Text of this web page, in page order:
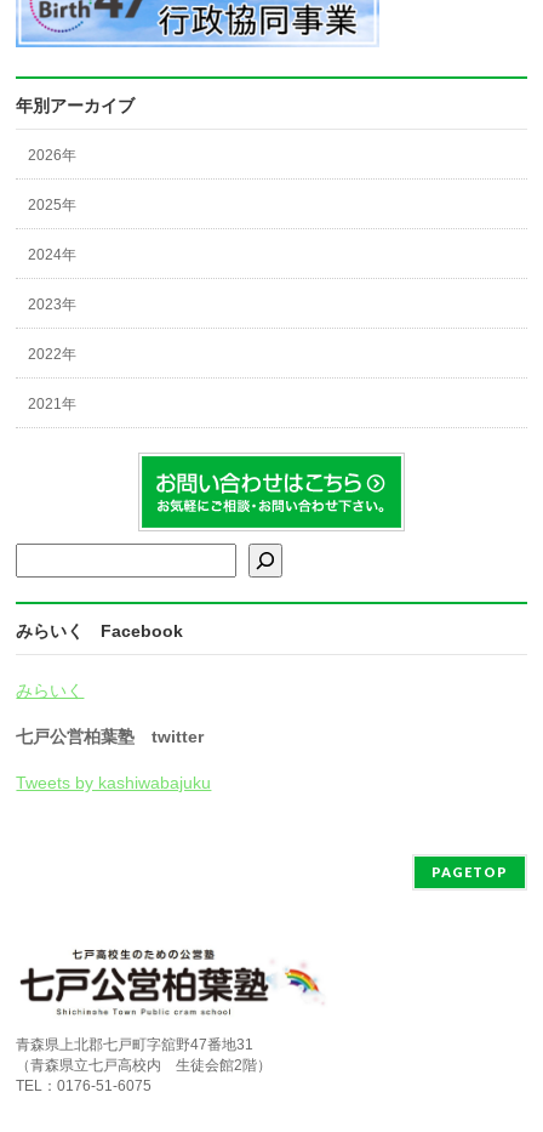
年別アーカイブ
2026年
2025年
2024年
2023年
2022年
2021年
みらいく Facebook
みらいく
七戸公営柏葉塾 twitter
Tweets by kashiwabajuku
PAGETOP
青森県上北郡七戸町字舘野47番地31
（青森県立七戸高校内 生徒会館2階）
TEL：0176-51-6075